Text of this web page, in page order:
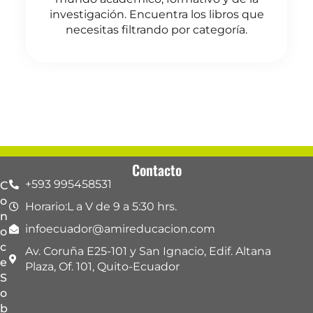
investigación. Encuentra los libros que
necesitas filtrando por categoría.
C
o
n
o
c
e
S
o
b
Contacto
+593 995458531
Horario:L a V de 9 a 5:30 hrs.
infoecuador@amireducacion.com
Av. Coruña E25-101 y San Ignacio, Edif. Altana
Plaza, Of. 101, Quito-Ecuador